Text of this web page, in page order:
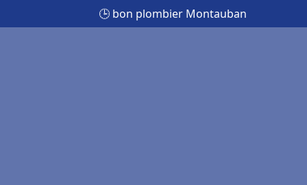
🕒 bon plombier Montauban